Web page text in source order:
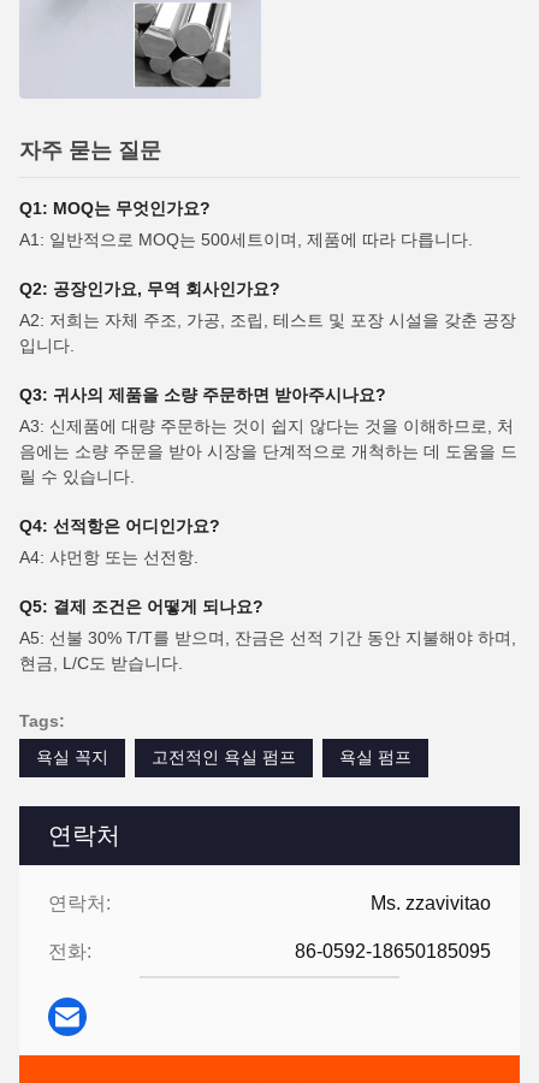
연락처
연락처: Ms. zzavivitao
전화: 86-0592-18650185095
자주 묻는 질문
Q1: MOQ는 무엇인가요?
A1: 일반적으로 MOQ는 500세트이며, 제품에 따라 다릅니다.
Q2: 공장인가요, 무역 회사인가요?
A2: 저희는 자체 주조, 가공, 조립, 테스트 및 포장 시설을 갖춘 공장
입니다.
Q3: 귀사의 제품을 소량 주문하면 받아주시나요?
A3: 신제품에 대량 주문하는 것이 쉽지 않다는 것을 이해하므로, 처
음에는 소량 주문을 받아 시장을 단계적으로 개척하는 데 도움을 드
릴 수 있습니다.
Q4: 선적항은 어디인가요?
A4: 샤먼항 또는 선전항.
Q5: 결제 조건은 어떻게 되나요?
A5: 선불 30% T/T를 받으며, 잔금은 선적 기간 동안 지불해야 하며,
현금, L/C도 받습니다.
Tags:
욕실 꼭지
고전적인 욕실 펌프 욕실 펌프